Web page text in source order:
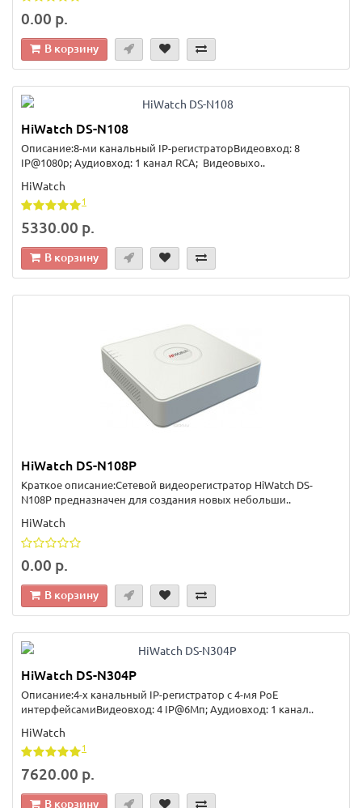
0.00 р.
В корзину
HiWatch DS-N108
Описание:8-ми канальный IP-регистраторВидеовход: 8
IP@1080p; Аудиовход: 1 канал RCA; Видеовыхо..
HiWatch
1
5330.00 р.
В корзину
HiWatch DS-N108P
Краткое описание:Сетевой видеорегистратор HiWatch DS-
N108P предназначен для создания новых небольши..
HiWatch
0.00 р.
В корзину
HiWatch DS-N304Р
Описание:4-х канальный IP-регистратор c 4-мя PoE
интерфейсамиВидеовход: 4 IP@6Мп; Аудиовход: 1 канал..
HiWatch
1
7620.00 р.
В корзину